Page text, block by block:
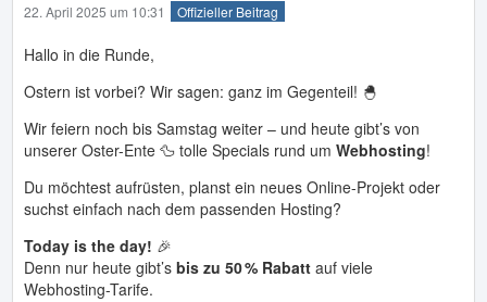
22. April 2025 um 10:31 Offizieller Beitrag
Hallo in die Runde,
Ostern ist vorbei? Wir sagen: ganz im Gegenteil! 🐣
Wir feiern noch bis Samstag weiter – und heute gibt’s von
unserer Oster-Ente 🦆 tolle Specials rund um Webhosting!
Du möchtest aufrüsten, planst ein neues Online-Projekt oder
suchst einfach nach dem passenden Hosting?
Today is the day! 🎉
Denn nur heute gibt’s bis zu 50 % Rabatt auf viele
Webhosting-Tarife.